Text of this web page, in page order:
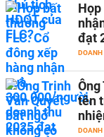
đạt
DOANH
tên
DOANH